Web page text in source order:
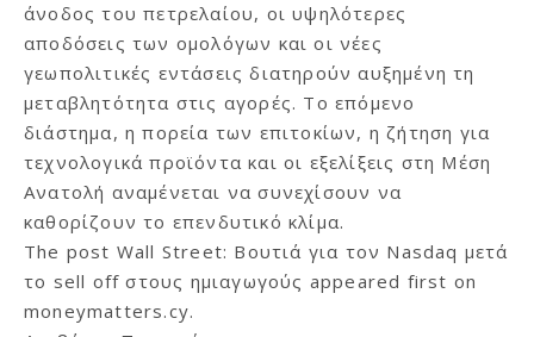
άνοδος του πετρελαίου, οι υψηλότερες
αποδόσεις των ομολόγων και οι νέες
γεωπολιτικές εντάσεις διατηρούν αυξημένη τη
μεταβλητότητα στις αγορές. Το επόμενο
διάστημα, η πορεία των επιτοκίων, η ζήτηση για
τεχνολογικά προϊόντα και οι εξελίξεις στη Μέση
Ανατολή αναμένεται να συνεχίσουν να
καθορίζουν το επενδυτικό κλίμα.
The post Wall Street: Βουτιά για τον Nasdaq μετά
το sell off στους ημιαγωγούς appeared first on
moneymatters.cy.